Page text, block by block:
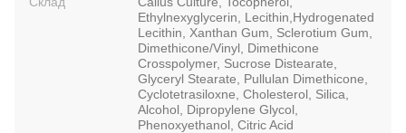
Ethylnexyglycerin, Lecithin,Hydrogenated
Lecithin, Xanthan Gum, Sclerotium Gum,
Dimethicone/Vinyl, Dimethicone
Crosspolymer, Sucrose Distearate,
Glyceryl Stearate, Pullulan Dimethicone,
Cyclotetrasiloxne, Cholesterol, Silica,
Alcohol, Dipropylene Glycol,
Phenoxyethanol, Citric Acid